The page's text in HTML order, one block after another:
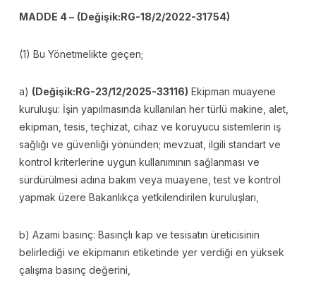
MADDE 4 – (Değişik:RG-18/2/2022-31754)
(1) Bu Yönetmelikte geçen;
a) (Değişik:RG-23/12/2025-33116) Ekipman muayene
kuruluşu: İşin yapılmasında kullanılan her türlü makine, alet,
ekipman, tesis, teçhizat, cihaz ve koruyucu sistemlerin iş
sağlığı ve güvenliği yönünden; mevzuat, ilgili standart ve
kontrol kriterlerine uygun kullanımının sağlanması ve
sürdürülmesi adına bakım veya muayene, test ve kontrol
yapmak üzere Bakanlıkça yetkilendirilen kuruluşları,
b) Azami basınç: Basınçlı kap ve tesisatın üreticisinin
belirlediği ve ekipmanın etiketinde yer verdiği en yüksek
çalışma basınç değerini,